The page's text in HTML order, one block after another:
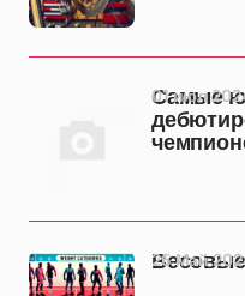
Самые
01 июл
Весовые
26 Май